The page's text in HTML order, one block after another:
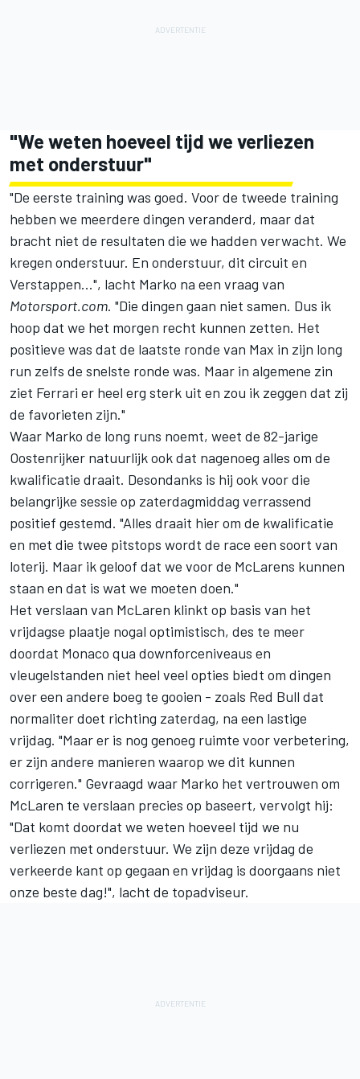
"We weten hoeveel tijd we verliezen
met onderstuur"
"De eerste training was goed. Voor de tweede training
hebben we meerdere dingen veranderd, maar dat
bracht niet de resultaten die we hadden verwacht. We
kregen onderstuur. En onderstuur, dit circuit en
Verstappen...", lacht Marko na een vraag van
Motorsport.com. "Die dingen gaan niet samen. Dus ik
hoop dat we het morgen recht kunnen zetten. Het
positieve was dat de laatste ronde van Max in zijn long
run zelfs de snelste ronde was. Maar in algemene zin
ziet Ferrari er heel erg sterk uit en zou ik zeggen dat zij
de favorieten zijn."
Waar Marko de long runs noemt, weet de 82-jarige
Oostenrijker natuurlijk ook dat nagenoeg alles om de
kwalificatie draait. Desondanks is hij ook voor die
belangrijke sessie op zaterdagmiddag verrassend
positief gestemd. "Alles draait hier om de kwalificatie
en met die twee pitstops wordt de race een soort van
loterij. Maar ik geloof dat we voor de McLarens kunnen
staan en dat is wat we moeten doen."
Het verslaan van McLaren klinkt op basis van het
vrijdagse plaatje nogal optimistisch, des te meer
doordat Monaco qua downforceniveaus en
vleugelstanden niet heel veel opties biedt om dingen
over een andere boeg te gooien - zoals Red Bull dat
normaliter doet richting zaterdag, na een lastige
vrijdag. "Maar er is nog genoeg ruimte voor verbetering,
er zijn andere manieren waarop we dit kunnen
corrigeren." Gevraagd waar Marko het vertrouwen om
McLaren te verslaan precies op baseert, vervolgt hij:
"Dat komt doordat we weten hoeveel tijd we nu
verliezen met onderstuur. We zijn deze vrijdag de
verkeerde kant op gegaan en vrijdag is doorgaans niet
onze beste dag!", lacht de topadviseur.